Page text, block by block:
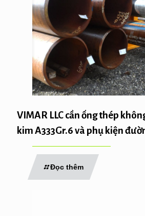
VIMAR LLC cần ống thép
kim A333Gr.6 và phụ kiện
Đọc thêm